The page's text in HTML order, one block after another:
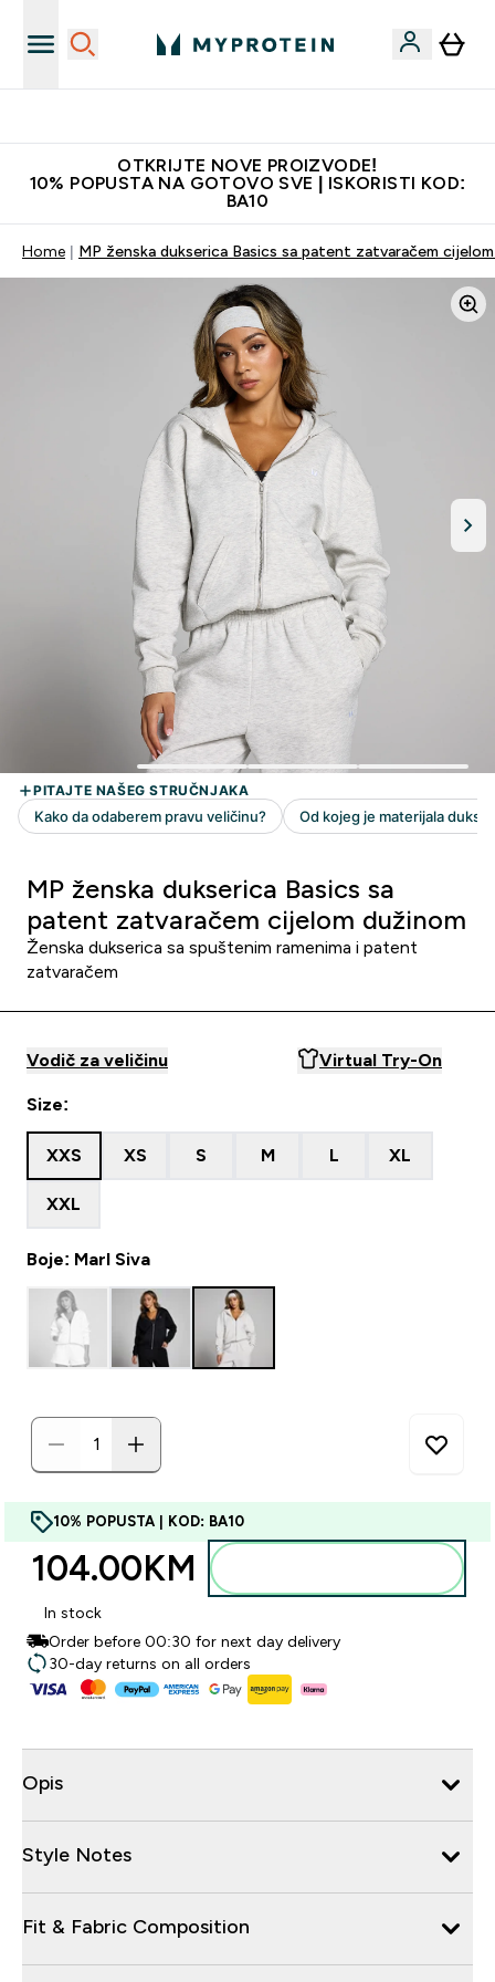
OTKRIJTE NOVE PROIZVODE!
10% POPUSTA NA GOTOVO SVE | ISKORISTI KOD:
BA10
Home MP ženska dukserica Basics sa patent zatvaračem
MP ženska dukserica Basics sa
patent zatvaračem cijelom dužinom
Ženska dukserica sa spuštenim ramenima i patent
zatvaračem
Vodič za veličinu Virtual Try-On
Size:
XXS XS S M L XL
XXL
Boje: Marl Siva
10% POPUSTA | KOD: BA10
104.00KM‎
In stock
Order before 00:30 for next day delivery
30-day returns on all orders
Opis
Style Notes
Fit & Fabric Composition